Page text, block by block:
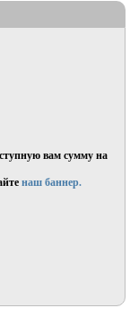
вам сумму на
наш баннер.